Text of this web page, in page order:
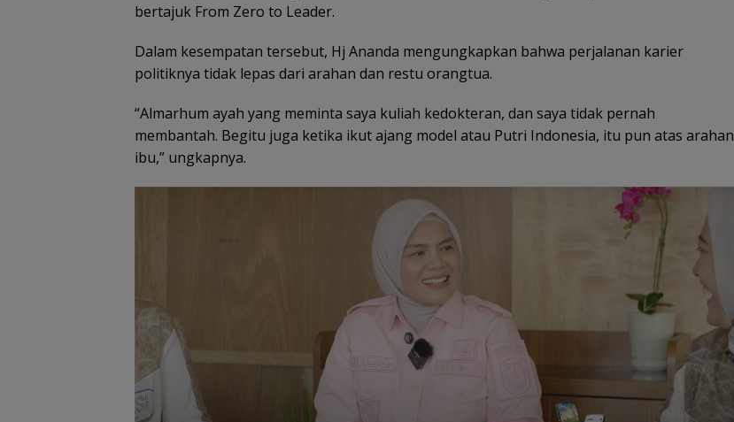
bertajuk From Zero to Leader.
Dalam kesempatan tersebut, Hj Ananda mengungkapkan bahwa perjalanan karier
politiknya tidak lepas dari arahan dan restu orangtua.
“Almarhum ayah yang meminta saya kuliah kedokteran, dan saya tidak pernah
membantah. Begitu juga ketika ikut ajang model atau Putri Indonesia, itu pun atas arahan
ibu,” ungkapnya.